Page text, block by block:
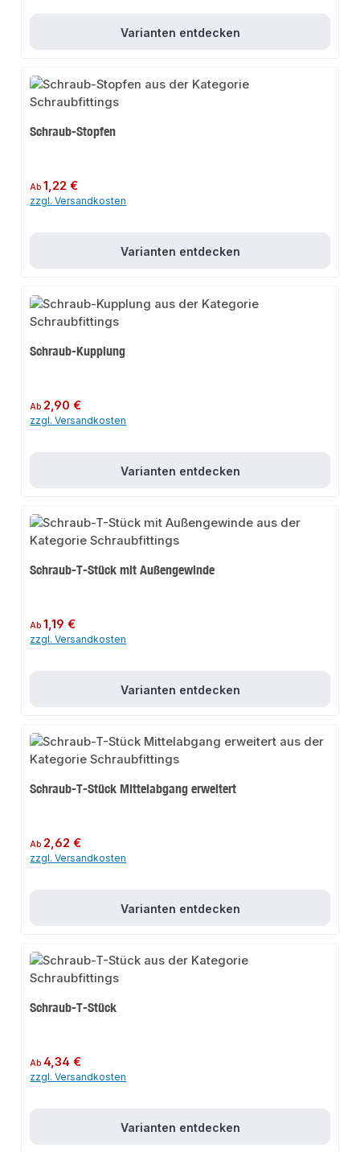
Varianten entdecken
Schraub-Stopfen
Regulärer Preis:
Ab1,22 €
zzgl. Versandkosten
Varianten entdecken
Schraub-Kupplung
Regulärer Preis:
Ab 2,90 €
zzgl. Versandkosten
Varianten entdecken
Schraub-T-Stück mit Außengewinde
Regulärer Preis:
Ab1,19 €
zzgl. Versandkosten
Varianten entdecken
Schraub-T-Stück Mittelabgang erweitert
Regulärer Preis:
Ab 2,62 €
zzgl. Versandkosten
Varianten entdecken
Schraub-T-Stück
Regulärer Preis:
Ab 4,34 €
zzgl. Versandkosten
Varianten entdecken